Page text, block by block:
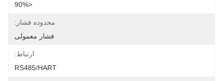
<90%
محدوده فشار:
فشار معمولی
ارتباط:
RS485/HART